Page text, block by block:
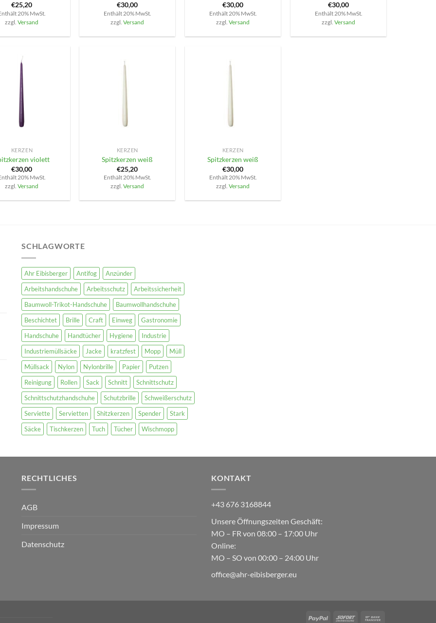
€25,20
20% MwSt.
zzgl.Versand
€30,00
Enthält 20% MwSt.
zzgl.Versand
€30,00
Enthält 20% MwSt.
zzgl.Versand
€30,00
Enthält 20% MwSt.
zzgl.Versand
KERZEN
violett
€30,00
20% MwSt.
zzgl.Versand
KERZEN
Spitzkerzen weiß
€25,20
Enthält 20% MwSt.
zzgl.Versand
KERZEN
Spitzkerzen weiß
€30,00
Enthält 20% MwSt.
zzgl.Versand
SCHLAGWORTE
Ahr Eibisberger Antifog
Anzünder
Arbeitshandschuhe
Arbeitsschutz
Arbeitssicherheit
Baumwoll-Trikot-Handschuhe
Baumwollhandschuhe
Beschichtet
Brille Craft Einweg
Gastronomie
Handschuhe
Handtücher Hygiene
Industrie
Industriemüllsäcke
Jacke kratzfest Mopp
Müll
Müllsack
Nylon Nylonbrille Papier
Putzen
Reinigung
Rollen Sack Schnitt
Schnittschutz
Schnittschutzhandschuhe
Schutzbrille
Schweißerschutz
Serviette
Servietten Shitzkerzen Spender
Stark
Säcke
Tischkerzen Tuch Tücher Wischmopp
RECHTLICHES
AGB
Impressum
Datenschutz
KONTAKT
+43 676 3168844
Unsere Öffnungszeiten Geschäft:
MO – FR von 08:00 – 17:00 Uhr
Online:
MO – SO von 00:00 – 24:00 Uhr
office@ahr-eibisberger.eu